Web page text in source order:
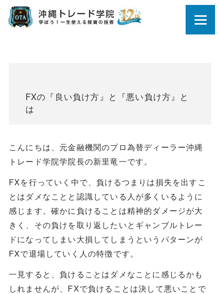
FXの『良い負け方』と『悪い負け方』と
は
こんにちは、元金融機関のプロ為替ディーラー沖縄
トレード学院学院長の新里竜一です。
FXを行っていく中で、負けるつまりは損失を出すこ
とはダメなことと認識している人が多くいるように
感じます。確かに負けることは精神的ダメージが大
きく、その負けを取り返したいとギャンブルトレー
ドになってしまい大損してしまうというパターンが
FXで退場していく人の特徴です。
一見すると、負けることはダメなことに感じるかも
しれませんが、FXで負けることは決して悪いことで